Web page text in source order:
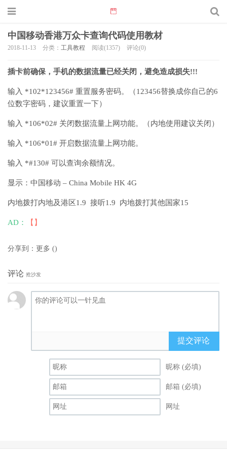
中国移动香港万众卡查询代码使用教材
2018-11-13 分类： 工具教程 阅读(1357) 评论(0)
插卡前确保，手机的数据流量已经关闭，避免造成损失!!!
输入 *102*123456# 重置服务密码。（123456替换成你自己的6
位数字密码，建议重置一下）
输入 *106*02# 关闭数据流量上网功能。（内地使用建议关闭）
输入 *106*01# 开启数据流量上网功能。
输入 *#130# 可以查询余额情况。
显示：中国移动 – China Mobile HK 4G
内地拨打内地及港区1.9 接听1.9 内地拨打其他国家15
AD： 【】
分享到： 更多 ()
评论 抢沙发
提交评论
昵称 (必填)
邮箱 (必填)
网址